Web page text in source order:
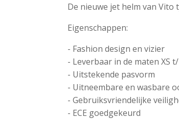
De nieuwe jet helm van
Eigenschappen:
- Fashion design en vizier
- Leverbaar in de maten XS
- Uitstekende pasvorm
- Uitneembare en wasbare
- Gebruiksvriendelijke
- ECE goedgekeurd